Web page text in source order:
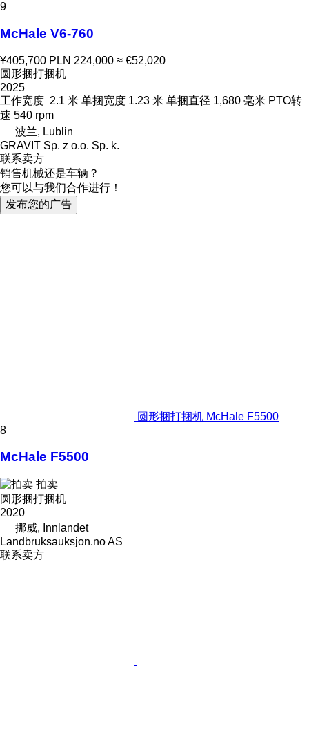
9
McHale V6-760
¥405,700 PLN 224,000 ≈ €52,020
圆形捆打捆机
2025
工作宽度 2.1 米 单捆宽度 1.23 米 单捆直径 1,680 毫米 PTO转
速 540 rpm
波兰, Lublin
GRAVIT Sp. z o.o. Sp. k.
联系卖方
销售机械还是车辆？
您可以与我们合作进行！
发布您的广告
圆形捆打捆机 McHale F5500
8
McHale F5500
拍卖
圆形捆打捆机
2020
挪威, Innlandet
Landbruksauksjon.no AS
联系卖方